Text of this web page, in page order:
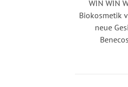
WIN WIN
Biokosmetik
neue